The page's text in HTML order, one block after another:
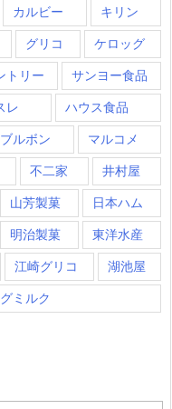
カルビー キリン
グリコ ケロッグ
トリー サンヨー食品
レ ハウス食品
ブルボン マルコメ
不二家 井村屋
山芳製菓 日本ハム
明治製菓 東洋水産
江崎グリコ 湖池屋
ミルク